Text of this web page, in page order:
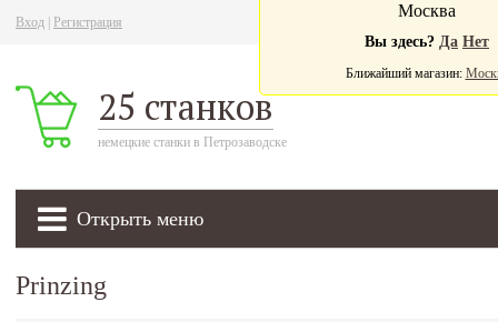
Вход Регистрация
25 станков
немецкие станки в Петрозаводске
Открыть меню
Москва
Вы здесь? Да Нет
Ближайший магазин:
Prinzing